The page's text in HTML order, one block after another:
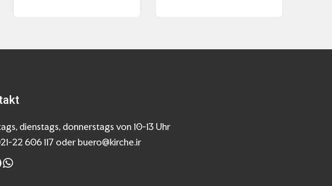
dienstags, donnerstags von 10-13 Uhr
22 606 117 oder buero@kirche.ir